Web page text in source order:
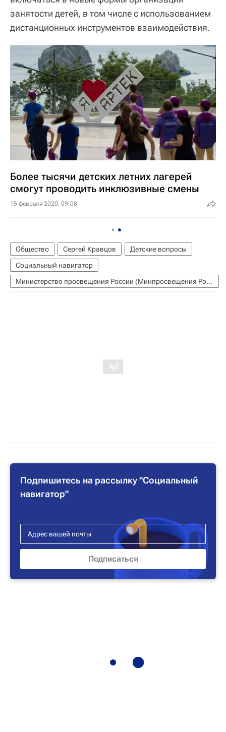
занятости детей, в том числе с использованием
дистанционных инструментов взаимодействия.
Более тысячи детских летних лагерей
смогут проводить инклюзивные смены
15 февраля 2020, 09:08
Общество Сергей Кравцов
Детские вопросы
Социальный навигатор
Министерство просвещения России (Минпросвещения России)
Подпишитесь на рассылку "Социальный
навигатор"